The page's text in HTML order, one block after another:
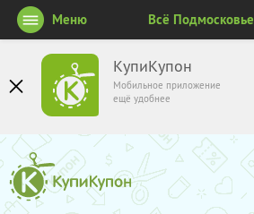
КупиКупон
Мобильное приложение
ещё удобнее
Меню Всё Подмосковье